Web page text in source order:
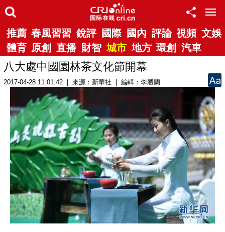
推薦 春風習習 銳評 國際 國內 評論 視頻 文娛
體育 原創 直播 財智 城市 地方 環創 汽車
八大處中國園林茶文化節開幕
2017-04-28 11:01:42 | 來源：新華社 | 編輯：李勝蘭